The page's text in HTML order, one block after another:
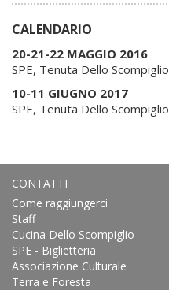
CALENDARIO
20-21-22 MAGGIO 2016
SPE, Tenuta Dello Scompiglio
10-11 GIUGNO 2017
SPE, Tenuta Dello Scompiglio
CONTATTI
Come raggiungerci
Staff
Cucina Dello Scompiglio
SPE - Biglietteria
Associazione Culturale
Terra e Foresta